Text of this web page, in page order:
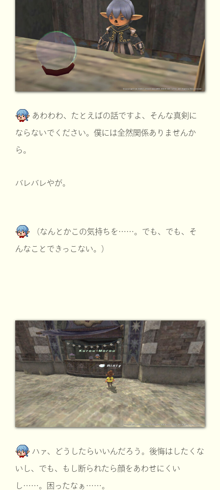
あわわわ、たとえばの話ですよ、そんな真剣に
ならないでください。僕には全然関係ありませんか
ら。
バレバレやが。
（なんとかこの気持ちを……。でも、でも、そ
んなことできっこない。）
ハァ、どうしたらいいんだろう。後悔はしたくな
いし、でも、もし断られたら顔をあわせにくい
し……。困ったなぁ……。